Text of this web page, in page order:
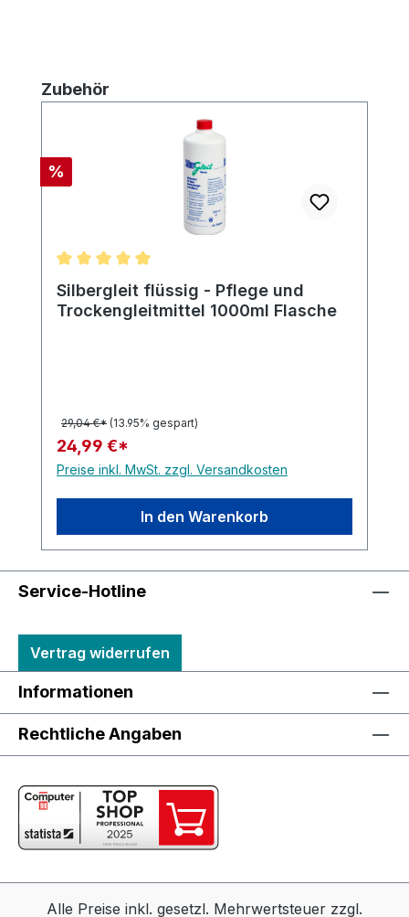
Produktgalerie überspringen
Zubehör
Rabatt
%
Durchschnittliche Bewertung von 5 von 5 Sternen
Silbergleit flüssig - Pflege und
Trockengleitmittel 1000ml Flasche
29,04 €* (13.95% gespart)
24,99 €*
Preise inkl. MwSt. zzgl. Versandkosten
In den Warenkorb
Service-Hotline
Vertrag widerrufen
Informationen
Rechtliche Angaben
Alle Preise inkl. gesetzl. Mehrwertsteuer zzgl.